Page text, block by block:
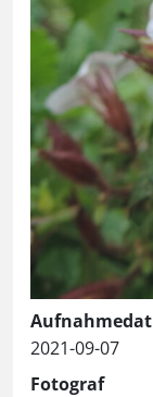
2021-09-07
Fotograf